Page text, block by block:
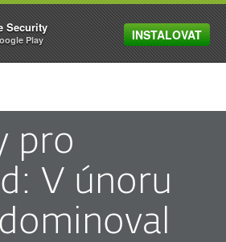
MENU
pro
V únoru
Security
Play INSTALOVAT